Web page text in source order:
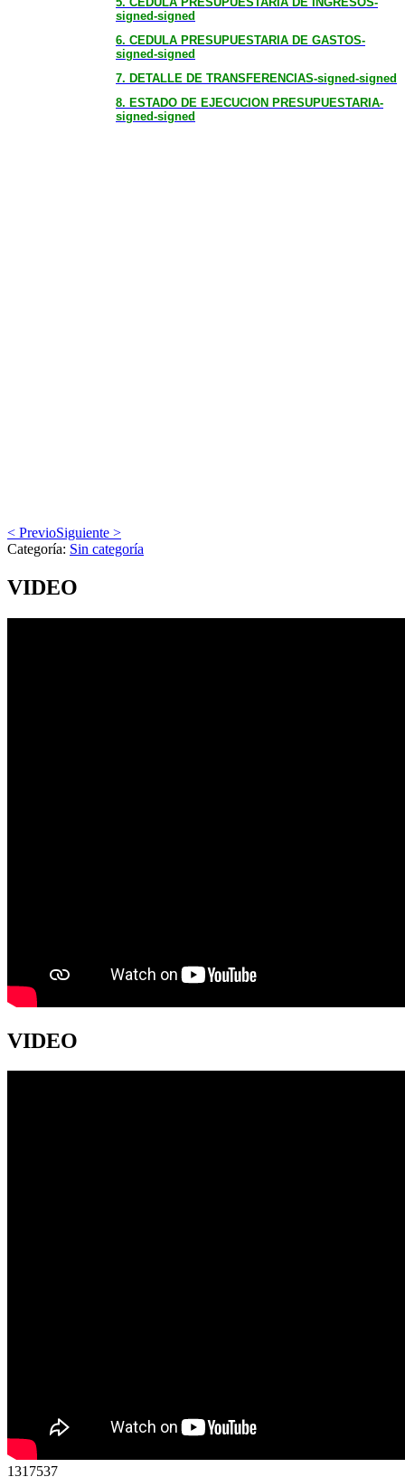
signed-signed
6. CEDULA PRESUPUESTARIA DE GASTOS-
signed-signed
7. DETALLE DE TRANSFERENCIAS-signed-signed
8. ESTADO DE EJECUCION PRESUPUESTARIA-
signed-signed
< PrevioSiguiente >
Categoría: Sin categoría
VIDEO
VIDEO
1317537